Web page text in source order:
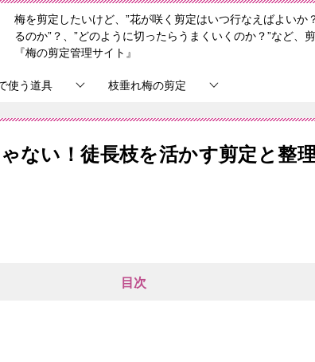
梅を剪定したいけど、”花が咲く剪定はいつ行なえばよいか
るのか”？、”どのように切ったらうまくいくのか？”など、
『梅の剪定管理サイト』
使う道具 枝垂れ梅の剪定
ない！徒長枝を活かす剪定と整
目次